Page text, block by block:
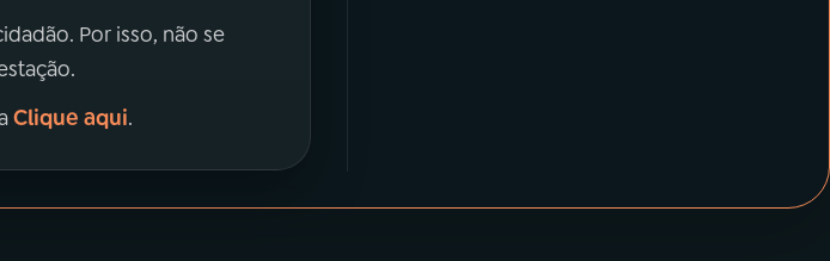
Por isso, não se
Clique aqui.